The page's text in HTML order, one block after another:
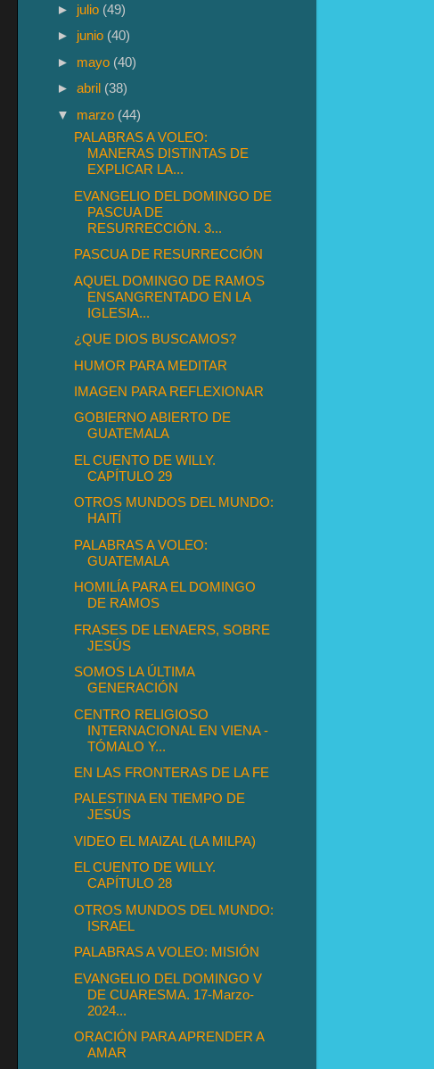
► julio (49)
► junio (40)
► mayo (40)
►abril (38)
▼ marzo (44)
PALABRAS A VOLEO:
MANERAS DISTINTAS DE
EXPLICAR LA...
EVANGELIO DEL DOMINGO DE
PASCUA DE
RESURRECCIÓN. 3...
PASCUA DE RESURRECCIÓN
AQUEL DOMINGO DE RAMOS
ENSANGRENTADO EN LA
IGLESIA...
¿QUE DIOS BUSCAMOS?
HUMOR PARA MEDITAR
IMAGEN PARA REFLEXIONAR
GOBIERNO ABIERTO DE
GUATEMALA
EL CUENTO DE WILLY.
CAPÍTULO 29
OTROS MUNDOS DEL MUNDO:
HAITÍ
PALABRAS A VOLEO:
GUATEMALA
HOMILÍA PARA EL DOMINGO
DE RAMOS
FRASES DE LENAERS, SOBRE
JESÚS
SOMOS LA ÚLTIMA
GENERACIÓN
CENTRO RELIGIOSO
INTERNACIONAL EN VIENA -
TÓMALO Y...
EN LAS FRONTERAS DE LA FE
PALESTINA EN TIEMPO DE
JESÚS
VIDEO EL MAIZAL (LA MILPA)
EL CUENTO DE WILLY.
CAPÍTULO 28
OTROS MUNDOS DEL MUNDO:
ISRAEL
PALABRAS A VOLEO: MISIÓN
EVANGELIO DEL DOMINGO V
DE CUARESMA. 17-Marzo-
2024...
ORACIÓN PARA APRENDER A
AMAR